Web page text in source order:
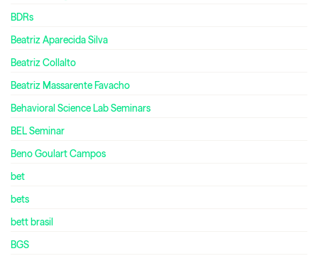
BDRs
Beatriz Aparecida Silva
Beatriz Collalto
Beatriz Massarente Favacho
Behavioral Science Lab Seminars
BEL Seminar
Beno Goulart Campos
bet
bets
bett brasil
BGS